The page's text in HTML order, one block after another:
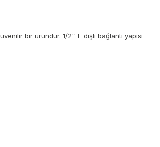
bir üründür. 1/2'' E dişli bağlantı yapısı